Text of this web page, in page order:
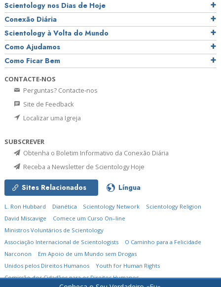
Scientology nos Dias de Hoje
Conexão Diária
Scientology à Volta do Mundo
Como Ajudamos
Como Ficar Bem
CONTACTE‑NOS
Perguntas? Contacte‑nos
Site de Feedback
Localizar uma Igreja
SUBSCREVER
Obtenha o Boletim Informativo da Conexão Diária
Receba a Newsletter de Scientology Hoje
Sites Relacionados Língua
L. Ron Hubbard Dianética Scientology Network
Scientology Religion
David Miscavige
Comece um Curso On–line
Ministros Voluntários de Scientology
Associação Internacional de Scientologists
O Caminho para a Felicidade
Narconon
Em Apoio de um Mundo sem Drogas
Unidos pelos Direitos Humanos
Youth for Human Rights
Comissão dos Cidadãos para os Direitos Humanos